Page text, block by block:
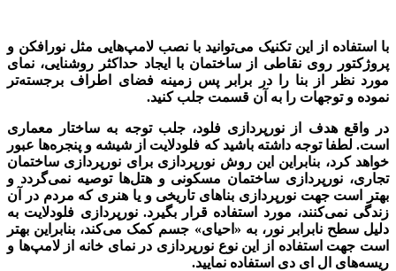
با استفاده از این تکنیک می‌توانید با نصب لامپ‌هایی مثل نورافکن و
پروژکتور روی نقاطی از ساختمان با ایجاد حداکثر روشنایی، نمای
مورد نظر از بنا را در برابر پس زمینه فضای اطراف برجسته‌تر
نموده و توجهات را به آن قسمت جلب کنید.
در واقع هدف از نورپردازی فلود، جلب توجه به ساختار معماری
است. لطفا توجه داشته باشید که فلودلایت از شیشه و پنجره‌ها عبور
خواهد کرد، بنابراین این روش نورپردازی برای نورپردازی ساختمان
تجاری، نورپردازی ساختمان مسکونی و هتل‌ها توصیه نمی‌گردد و
بهتر است جهت نورپردازی بناهای تاریخی و یا هنری که مردم در آن
زندگی نمی‌کنند، مورد استفاده قرار بگیرد. نورپردازی فلودلایت به
دلیل سطح نابرابر نور، به «احیای» جسم کمک می‌کند، بنابراین بهتر
است جهت استفاده از این نوع نورپردازی در نمای خانه از لامپ‌ها و
ریسه‌های ال‌ ای دی استفاده نمایید.